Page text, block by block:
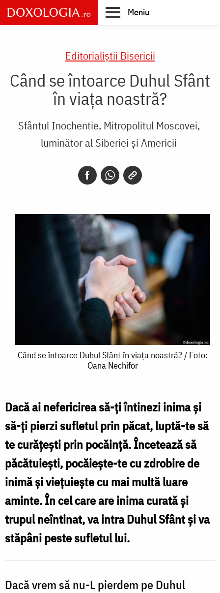
Skip
to
main
Meniu
Editorialiștii Bisericii
Când se întoarce Duhul Sfânt
în viața noastră?
Sfântul Inochentie, Mitropolitul Moscovei,
luminător al Siberiei și Americii
Când
Duhul
Sfânt
în
viața
noastră?
Foto:
Oana
Nechifor
Când se întoarce Duhul Sfânt în viața noastră? / Foto:
Oana Nechifor
Dacă ai nefericirea să-ți întinezi inima și
să-ți pierzi sufletul prin păcat, luptă-te să
te curățești prin pocăință. Încetează să
păcătuiești, pocăiește-te cu zdrobire de
inimă și viețuiește cu mai multă luare
aminte. În cel care are inima curată și
trupul neîntinat, va intra Duhul Sfânt și va
stăpâni peste sufletul lui.
Dacă vrem să nu-L pierdem pe Duhul